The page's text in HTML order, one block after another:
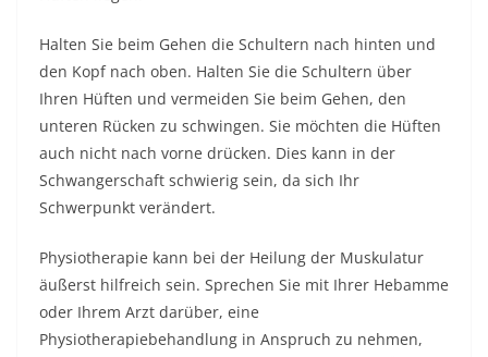
Halten Sie beim Gehen die Schultern nach hinten und
den Kopf nach oben. Halten Sie die Schultern über
Ihren Hüften und vermeiden Sie beim Gehen, den
unteren Rücken zu schwingen. Sie möchten die Hüften
auch nicht nach vorne drücken. Dies kann in der
Schwangerschaft schwierig sein, da sich Ihr
Schwerpunkt verändert.
Physiotherapie kann bei der Heilung der Muskulatur
äußerst hilfreich sein. Sprechen Sie mit Ihrer Hebamme
oder Ihrem Arzt darüber, eine
Physiotherapiebehandlung in Anspruch zu nehmen,